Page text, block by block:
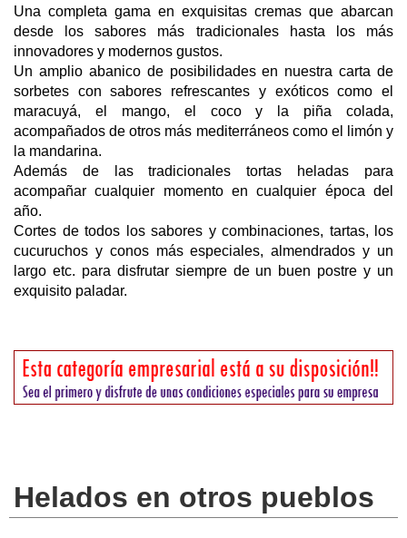
Una completa gama en exquisitas cremas que abarcan
desde los sabores más tradicionales hasta los más
innovadores y modernos gustos.
Un amplio abanico de posibilidades en nuestra carta de
sorbetes con sabores refrescantes y exóticos como el
maracuyá, el mango, el coco y la piña colada,
acompañados de otros más mediterráneos como el limón y
la mandarina.
Además de las tradicionales tortas heladas para
acompañar cualquier momento en cualquier época del
año.
Cortes de todos los sabores y combinaciones, tartas, los
cucuruchos y conos más especiales, almendrados y un
largo etc. para disfrutar siempre de un buen postre y un
exquisito paladar.
Helados en otros pueblos